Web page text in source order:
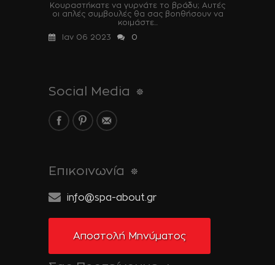
Κουραστήκατε να γυρνάτε το βράδυ; Αυτές
οι απλές συμβουλές θα σας βοηθήσουν να
κοιμάστε...
Ιαν 06 2023
0
Social Media
Επικοινωνία
info@spa-about.gr
Αποστολή Μηνύματος